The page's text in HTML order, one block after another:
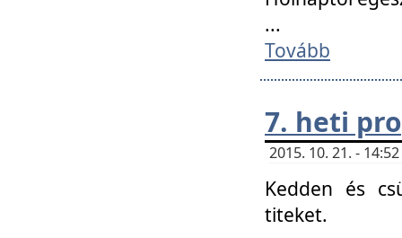
...
Tovább
7. heti
2015. 10. 21. -
Kedden és
titeket.